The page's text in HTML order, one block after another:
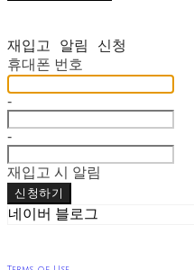
재입고 알림 신청
휴대폰 번호
-
-
재입고 시 알림
신청하기
네이버 블로그